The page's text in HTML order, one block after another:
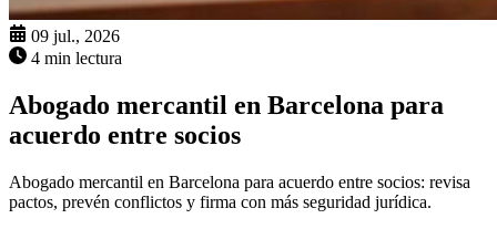
09 jul., 2026
4 min lectura
Abogado mercantil en Barcelona para
acuerdo entre socios
Abogado mercantil en Barcelona para acuerdo entre socios: revisa
pactos, prevén conflictos y firma con más seguridad jurídica.